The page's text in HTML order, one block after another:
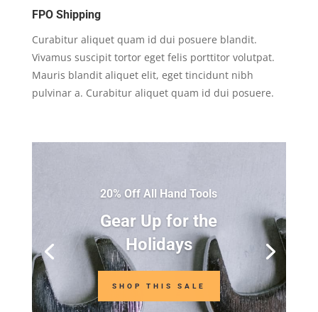
FPO Shipping
Curabitur aliquet quam id dui posuere blandit.
Vivamus suscipit tortor eget felis porttitor volutpat.
Mauris blandit aliquet elit, eget tincidunt nibh
pulvinar a. Curabitur aliquet quam id dui posuere.
20% Off All Hand Tools
Gear Up for the
Holidays
SHOP THIS SALE